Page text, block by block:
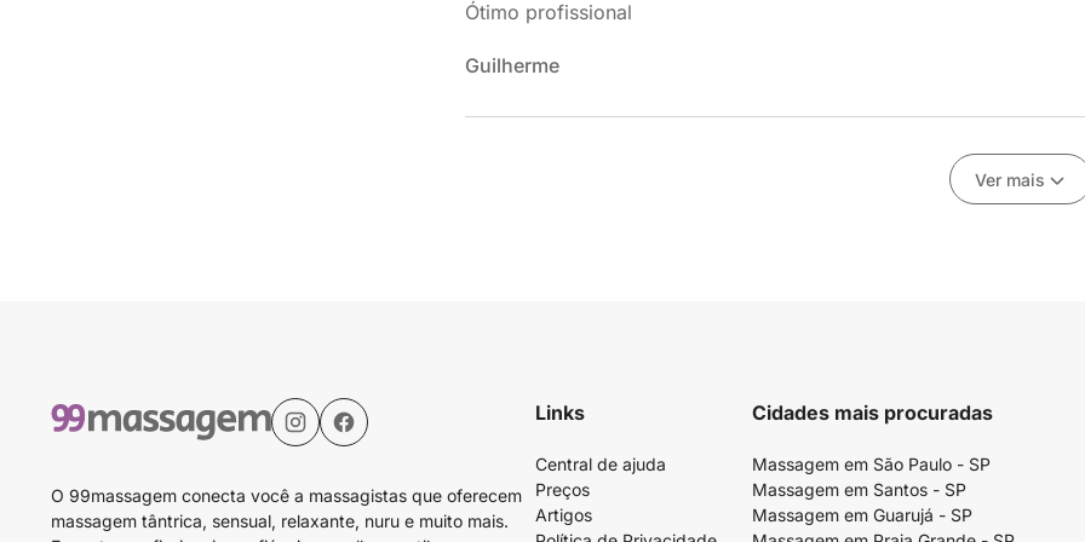
Ótimo profissional
Guilherme
Ver mais
O 99massagem conecta você a massagistas que oferecem
massagem tântrica, sensual, relaxante, nuru e muito mais.
Links
Central de ajuda
Preços
Artigos
Cidades mais procuradas
Massagem em São Paulo - SP
Massagem em Santos - SP
Massagem em Guarujá - SP